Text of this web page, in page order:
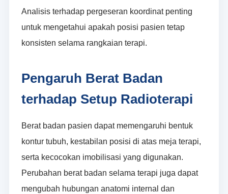
Analisis terhadap pergeseran koordinat penting
untuk mengetahui apakah posisi pasien tetap
konsisten selama rangkaian terapi.
Pengaruh Berat Badan
terhadap Setup Radioterapi
Berat badan pasien dapat memengaruhi bentuk
kontur tubuh, kestabilan posisi di atas meja terapi,
serta kecocokan imobilisasi yang digunakan.
Perubahan berat badan selama terapi juga dapat
mengubah hubungan anatomi internal dan